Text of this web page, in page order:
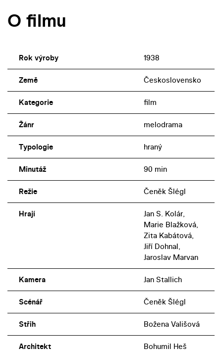
O filmu
Rok výroby 1938
Země Československo
Kategorie film
Žánr melodrama
Typologie hraný
Minutáž 90 min
Režie Čeněk Šlégl
Hrají
Jan S. Kolár,
Marie Blažková,
Zita Kabátová,
Jiří Dohnal,
Jaroslav Marvan
Kamera Jan Stallich
Scénář Čeněk Šlégl
Střih Božena Vališová
Architekt Bohumil Heš